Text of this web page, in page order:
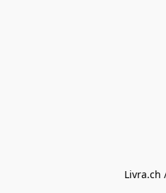
Livra.ch